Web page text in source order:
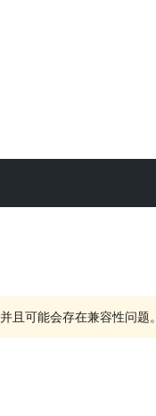
且可能会存在兼容性问题。